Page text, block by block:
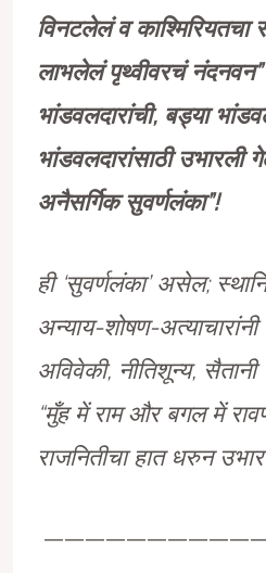
विनटलेलं व काश्मिरियतचा
लाभलेलं पृथ्वीवरचं नंदनवन”
भांडवलदारांची, बड्या
भांडवलदारांसाठी उभारली
अनैसर्गिक सुवर्णलंका”!
ही ‘सुवर्णलंका’ असेल;
अन्याय-शोषण-
अविवेकी, नीतिशून्य, सैतानी
“मुँह में राम और बगल में
राजनितीचा हात धरुन